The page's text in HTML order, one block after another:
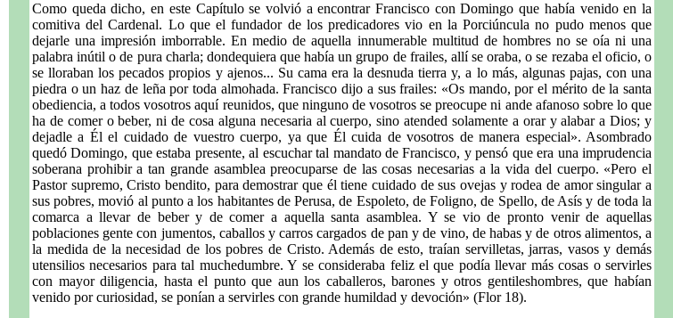
Como queda dicho, en este Capítulo se volvió a encontrar Francisco con Domingo que había venido en la
comitiva del Cardenal. Lo que el fundador de los predicadores vio en la Porciúncula no pudo menos que
dejarle una impresión imborrable. En medio de aquella innumerable multitud de hombres no se oía ni una
palabra inútil o de pura charla; dondequiera que había un grupo de frailes, allí se oraba, o se rezaba el oficio, o
se lloraban los pecados propios y ajenos... Su cama era la desnuda tierra y, a lo más, algunas pajas, con una
piedra o un haz de leña por toda almohada. Francisco dijo a sus frailes: «Os mando, por el mérito de la santa
obediencia, a todos vosotros aquí reunidos, que ninguno de vosotros se preocupe ni ande afanoso sobre lo que
ha de comer o beber, ni de cosa alguna necesaria al cuerpo, sino atended solamente a orar y alabar a Dios; y
dejadle a Él el cuidado de vuestro cuerpo, ya que Él cuida de vosotros de manera especial». Asombrado
quedó Domingo, que estaba presente, al escuchar tal mandato de Francisco, y pensó que era una imprudencia
soberana prohibir a tan grande asamblea preocuparse de las cosas necesarias a la vida del cuerpo. «Pero el
Pastor supremo, Cristo bendito, para demostrar que él tiene cuidado de sus ovejas y rodea de amor singular a
sus pobres, movió al punto a los habitantes de Perusa, de Espoleto, de Foligno, de Spello, de Asís y de toda la
comarca a llevar de beber y de comer a aquella santa asamblea. Y se vio de pronto venir de aquellas
poblaciones gente con jumentos, caballos y carros cargados de pan y de vino, de habas y de otros alimentos, a
la medida de la necesidad de los pobres de Cristo. Además de esto, traían servilletas, jarras, vasos y demás
utensilios necesarios para tal muchedumbre. Y se consideraba feliz el que podía llevar más cosas o servirles
con mayor diligencia, hasta el punto que aun los caballeros, barones y otros gentileshombres, que habían
venido por curiosidad, se ponían a servirles con grande humildad y devoción» (Flor 18).